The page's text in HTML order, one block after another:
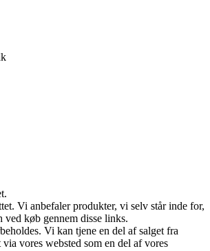
Vi anbefaler produkter, vi selv står inde for,
ved køb gennem disse links.
Vi kan tjene en del af salget fra
vores websted som en del af vores